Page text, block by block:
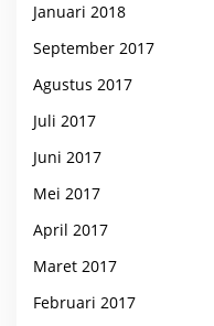
Januari 2018
September 2017
Agustus 2017
Juli 2017
Juni 2017
Mei 2017
April 2017
Maret 2017
Februari 2017